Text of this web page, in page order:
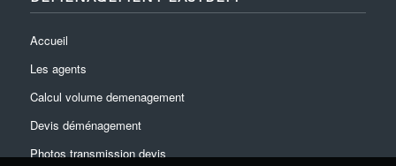
Accueil
Les agents
Calcul volume demenagement
Devis déménagement
Photos transmission devis